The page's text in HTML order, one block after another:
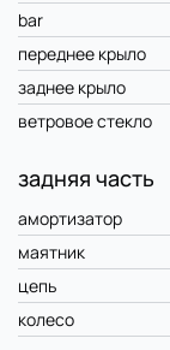
bar
переднее крыло
заднее крыло
ветровое стекло
задняя часть
амортизатор
маятник
цепь
колесо